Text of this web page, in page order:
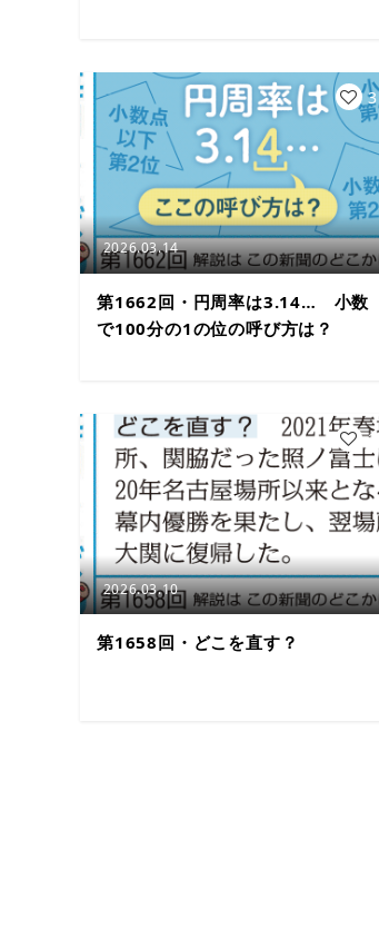
2026.03.14
第1662回・円周率は3.14… 小数
で100分の1の位の呼び方は？
3
2026.03.10
第1658回・どこを直す？
2